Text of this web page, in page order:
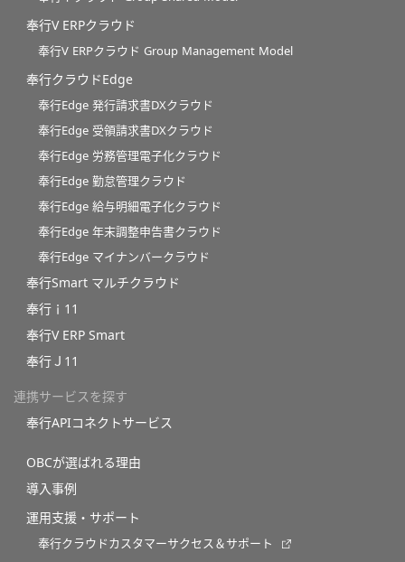
奉行V ERPクラウド
奉行V ERPクラウド Group Management Model
奉行クラウドEdge
奉行Edge 発行請求書DXクラウド
奉行Edge 受領請求書DXクラウド
奉行Edge 労務管理電子化クラウド
奉行Edge 勤怠管理クラウド
奉行Edge 給与明細電子化クラウド
奉行Edge 年末調整申告書クラウド
奉行Edge マイナンバークラウド
奉行Smart マルチクラウド
奉行ｉ11
奉行V ERP Smart
奉行Ｊ11
連携サービスを探す
奉行APIコネクトサービス
OBCが選ばれる理由
導入事例
運用支援・サポート
奉行クラウドカスタマーサクセス＆サポート